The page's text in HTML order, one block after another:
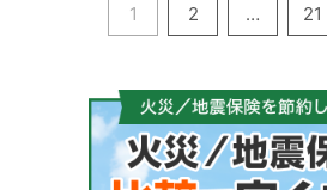
1 2 … 21